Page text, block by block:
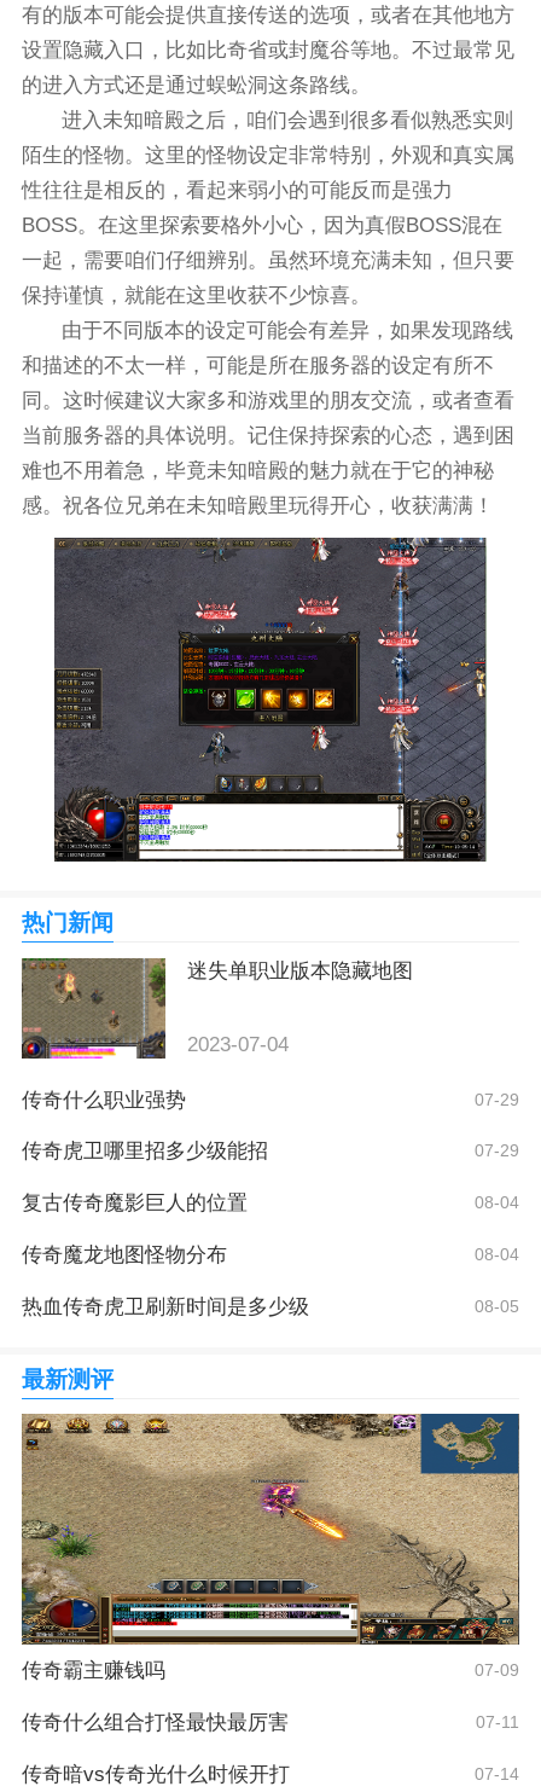
有的版本可能会提供直接传送的选项，或者在其他地方
设置隐藏入口，比如比奇省或封魔谷等地。不过最常见
的进入方式还是通过蜈蚣洞这条路线。
进入未知暗殿之后，咱们会遇到很多看似熟悉实则
陌生的怪物。这里的怪物设定非常特别，外观和真实属
性往往是相反的，看起来弱小的可能反而是强力
BOSS。在这里探索要格外小心，因为真假BOSS混在
一起，需要咱们仔细辨别。虽然环境充满未知，但只要
保持谨慎，就能在这里收获不少惊喜。
由于不同版本的设定可能会有差异，如果发现路线
和描述的不太一样，可能是所在服务器的设定有所不
同。这时候建议大家多和游戏里的朋友交流，或者查看
当前服务器的具体说明。记住保持探索的心态，遇到困
难也不用着急，毕竟未知暗殿的魅力就在于它的神秘
感。祝各位兄弟在未知暗殿里玩得开心，收获满满！
热门新闻
迷失单职业版本隐藏地图
2023-07-04
传奇什么职业强势 07-29
传奇虎卫哪里招多少级能招 07-29
复古传奇魔影巨人的位置 08-04
传奇魔龙地图怪物分布 08-04
热血传奇虎卫刷新时间是多少级 08-05
最新测评
传奇霸主赚钱吗 07-09
传奇什么组合打怪最快最厉害 07-11
传奇暗vs传奇光什么时候开打 07-14